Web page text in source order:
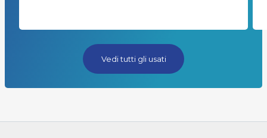
Vedi tutti gli usati